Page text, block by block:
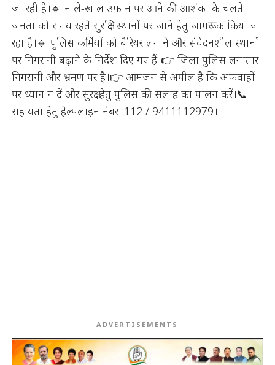
जा रही है।🔹 नाले-खाल उफान पर आने की आशंका के चलते
जनता को समय रहते सुरक्षित स्थानों पर जाने हेतु जागरूक किया जा
रहा है।🔹 पुलिस कर्मियों को बैरियर लगाने और संवेदनशील स्थानों
पर निगरानी बढ़ाने के निर्देश दिए गए हैं।👉 जिला पुलिस लगातार
निगरानी और भ्रमण पर है।👉 आमजन से अपील है कि अफवाहों
पर ध्यान न दें और सुरक्षा हेतु पुलिस की सलाह का पालन करें।📞
सहायता हेतु हेल्पलाइन नंबर :112 / 9411112979।
ADVERTISEMENTS